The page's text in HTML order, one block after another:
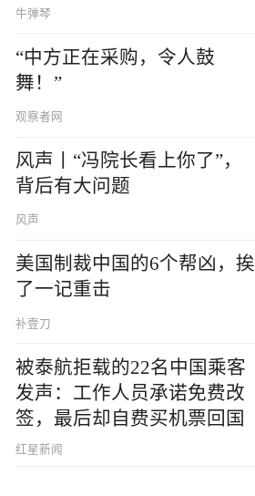
牛弹琴
“中方正在采购，令人鼓
舞！”
观察者网
风声丨“冯院长看上你了”，
背后有大问题
风声
美国制裁中国的6个帮凶，挨
了一记重击
补壹刀
被泰航拒载的22名中国乘客
发声：工作人员承诺免费改
签，最后却自费买机票回国
红星新闻